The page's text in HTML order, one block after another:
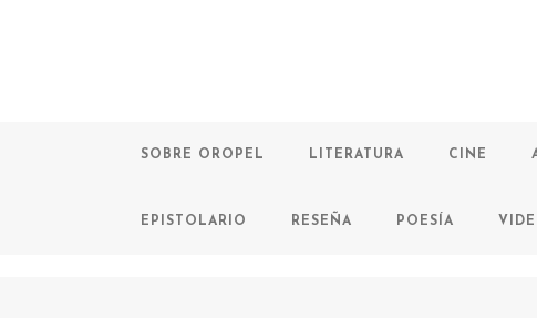
SOBRE OROPEL LITERATURA CINE
EPISTOLARIO RESEÑA POESÍA